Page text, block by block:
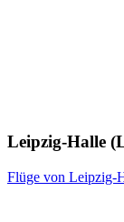
Leipzig-Halle
Flüge von Leipzig-